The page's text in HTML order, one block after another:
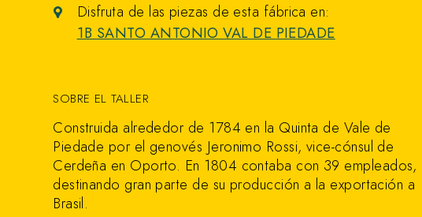
Disfruta de las piezas de esta fábrica en:
1B SANTO ANTONIO VAL DE PIEDADE
SOBRE EL TALLER
Construida alrededor de 1784 en la Quinta de Vale de
Piedade por el genovés Jeronimo Rossi, vice-cónsul de
Cerdeña en Oporto. En 1804 contaba con 39 empleados,
destinando gran parte de su producción a la exportación a
Brasil.